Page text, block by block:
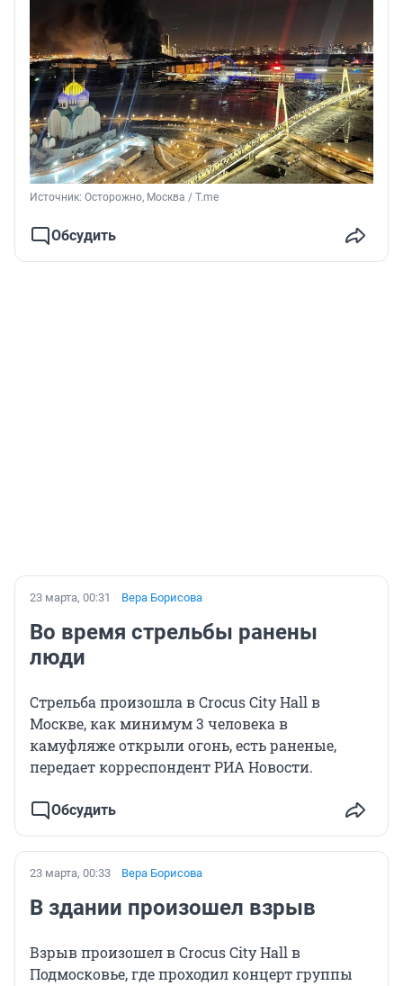
Источник: Осторожно, Москва / T.me
Обсудить
23 марта, 00:31 Вера Борисова
Во время стрельбы ранены
люди
Стрельба произошла в Crocus City Hall в
Москве, как минимум 3 человека в
камуфляже открыли огонь, есть раненые,
передает корреспондент РИА Новости.
Обсудить
23 марта, 00:33 Вера Борисова
В здании произошел взрыв
Взрыв произошел в Crocus City Hall в
Подмосковье, где проходил концерт группы